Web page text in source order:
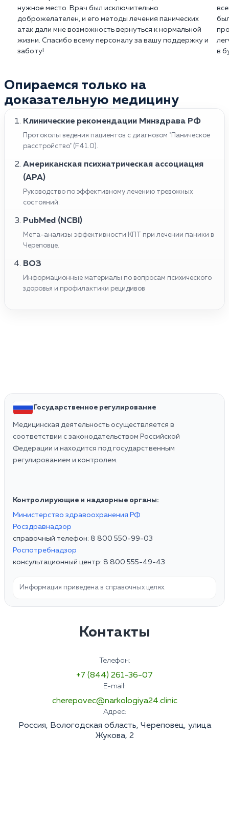
(Xanax XR) или клоназепам (Klonopin).
Важно помнить, что лечение панических атак
должно быть назначено и контролироваться
врачом.
нужное место. Врач был исключительно
доброжелателен, и его методы лечения панических
атак дали мне возможность вернуться к нормальной
жизни. Спасибо всему персоналу за вашу поддержку и
заботу!
в
Опираемся только на
доказательную медицину
Клинические рекомендации Минздрава РФ
Протоколы ведения пациентов с диагнозом "Паническое
расстройство" (F41.0).
Американская психиатрическая ассоциация
(APA)
Руководство по эффективному лечению тревожных
состояний.
PubMed (NCBI)
Мета-анализы эффективности КПТ при лечении паники в
Череповце.
ВОЗ
Информационные материалы по вопросам психического
здоровья и профилактики рецидивов
Государственное регулирование
Медицинская деятельность осуществляется в
соответствии с законодательством Российской
Федерации и находится под государственным
регулированием и контролем.
Контролирующие и надзорные органы:
Министерство здравоохранения РФ
Росздравнадзор
справочный телефон: 8 800 550-99-03
Роспотребнадзор
консультационный центр: 8 800 555-49-43
Информация приведена в справочных целях.
Контакты
Телефон:
+7 (844) 261-36-07
E-mail:
cherepovec@narkologiya24.clinic
Адрес:
Россия, Вологодская область, Череповец, улица
Жукова, 2